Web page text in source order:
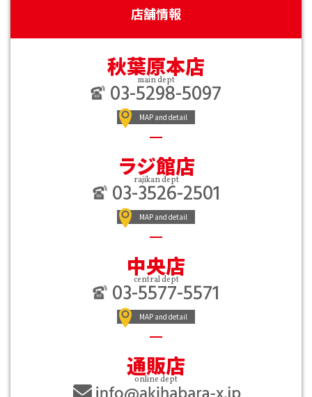
店舗情報
秋葉原本店
main dept
03-5298-5097
MAP and detail
ラジ館店
rajikan dept
03-3526-2501
MAP and detail
中央店
central dept
03-5577-5571
MAP and detail
通販店
online dept